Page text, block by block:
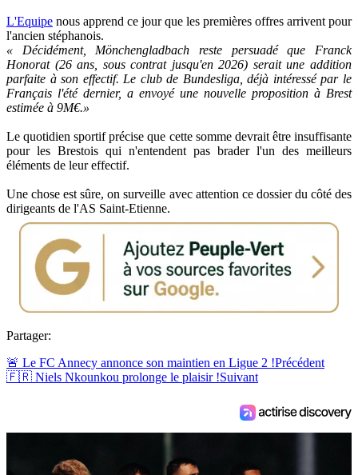
L'Equipe nous apprend ce jour que les premières offres arrivent pour
l'ancien stéphanois.
« Décidément, Mönchengladbach reste persuadé que Franck
Honorat (26 ans, sous contrat jusqu'en 2026) serait une addition
parfaite à son effectif. Le club de Bundesliga, déjà intéressé par le
Français l'été dernier, a envoyé une nouvelle proposition à Brest
estimée à 9M€.»
Le quotidien sportif précise que cette somme devrait être insuffisante
pour les Brestois qui n'entendent pas brader l'un des meilleurs
éléments de leur effectif.
Une chose est sûre, on surveille avec attention ce dossier du côté des
dirigeants de l'AS Saint-Etienne.
Partager:
🚨 Le FC Annecy annonce son maintien en Ligue 2 !Précédent
🇫🇷 Niels Nkounkou prolonge le plaisir !Suivant